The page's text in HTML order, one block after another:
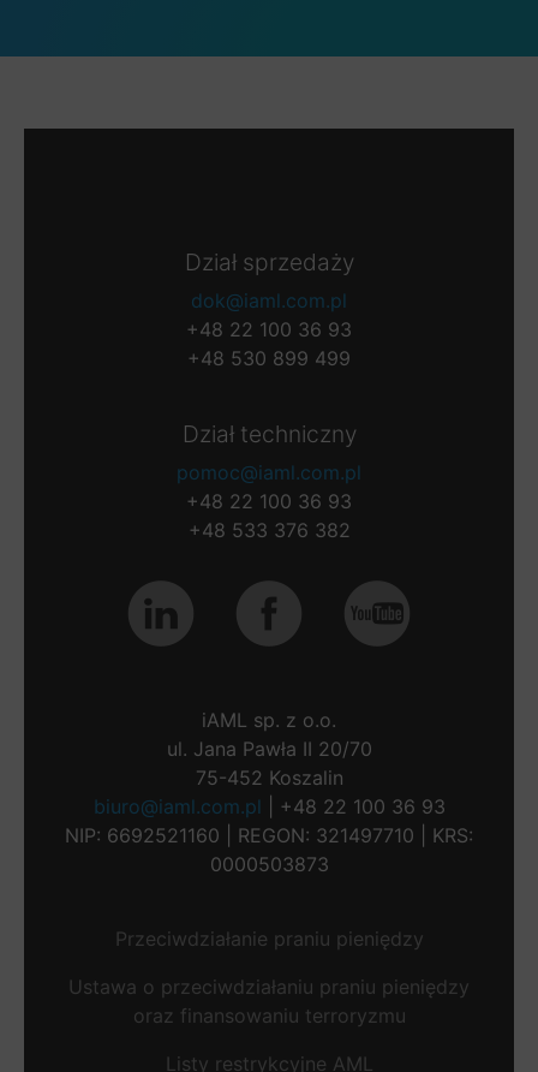
Dział sprzedaży
dok@iaml.com.pl
+48 22 100 36 93
+48 530 899 499
Dział techniczny
pomoc@iaml.com.pl
+48 22 100 36 93
+48 533 376 382
iAML sp. z o.o.
ul. Jana Pawła II 20/70
75-452 Koszalin
biuro@iaml.com.pl | +48 22 100 36 93
NIP: 6692521160 | REGON: 321497710 | KRS:
0000503873
Przeciwdziałanie praniu pieniędzy
Ustawa o przeciwdziałaniu praniu pieniędzy
oraz finansowaniu terroryzmu
Listy restrykcyjne AML